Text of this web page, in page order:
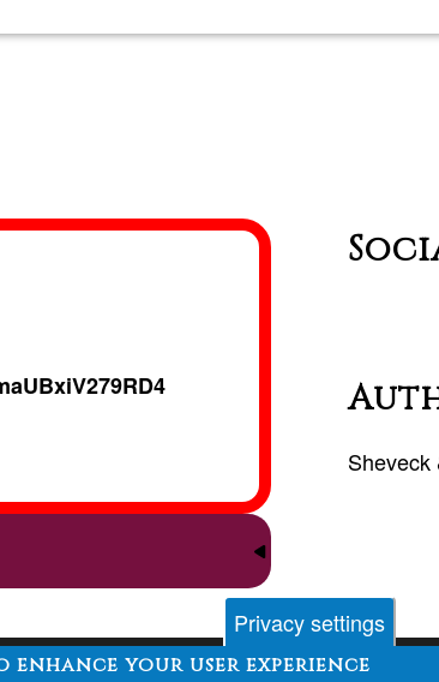
Sheveck
Privacy settings
enhance your user experience